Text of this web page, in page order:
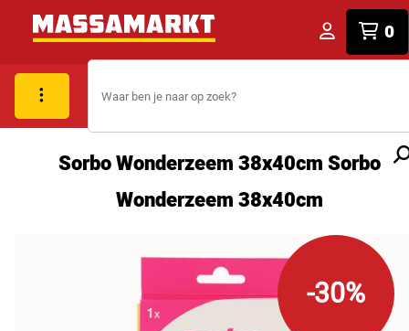
0
Sorbo Wonderzeem 38x40cm Sorbo
Wonderzeem 38x40cm
-30%